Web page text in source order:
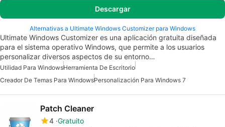
Descargar
Alternativas a Ultimate Windows Customizer para Windows
Ultimate Windows Customizer es una aplicación gratuita diseñada
para el sistema operativo Windows, que permite a los usuarios
personalizar diversos aspectos de su entorno…
Utilidad Para WindowsHerramienta De Escritorio
Creador De Temas Para WindowsPersonalización Para Windows 7
Patch Cleaner
4 Gratuito